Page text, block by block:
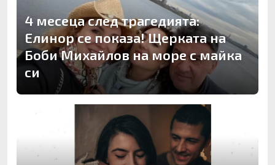
4 месеца след трагедията:
Елинор се показа! Щерката на
Боби Михайлов на море с майка
си